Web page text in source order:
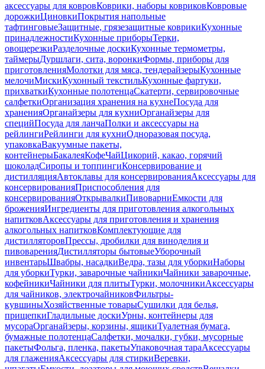
аксессуары для ковровКоврики, наборы ковриковКовровые
дорожкиЦиновкиПокрытия напольные
тафтинговыеЗащитные, грязезащитные коврикиКухонные
принадлежностиКухонные приборыТерки,
овощерезкиРазделочные доскиКухонные термометры,
таймерыДуршлаги, сита, воронкиФормы, приборы для
приготовленияМолотки для мяса, тендерайзерыКухонные
мелочиМискиКухонный текстильКухонные фартуки,
прихваткиКухонные полотенцаСкатерти, сервировочные
салфеткиОрганизация хранения на кухнеПосуда для
храненияОрганайзеры для кухниОрганайзеры для
специйПосуда для ланчаПолки и аксессуары на
рейлингиРейлинги для кухниОдноразовая посуда,
упаковкаВакуумные пакеты,
контейнерыБакалеяКофеЧайЦикорий, какао, горячий
шоколадСиропы и топпингиКонсервирование и
дистилляцияАвтоклавы для консервированияАксессуары для
консервированияПриспособления для
консервированияОткрывалкиПивоварниЕмкости для
броженияИнгредиенты для приготовления алкогольных
напитковАксессуары для приготовления и хранения
алкогольных напитковКомплектующие для
дистилляторовПрессы, дробилки для виноделия и
пивоваренияДистилляторы бытовыеУборочный
инвентарьШвабры, насадкиВедра, тазы для уборкиНаборы
для уборкиТурки, заварочные чайникиЧайники заварочные,
кофейникиЧайники для плитыТурки, молочникиАксессуары
для чайников, электрочайниковФильтры-
кувшиныХозяйственные товарыСушилки для белья,
прищепкиГладильные доскиУрны, контейнеры для
мусораОрганайзеры, корзины, ящикиТуалетная бумага,
бумажные полотенцаСалфетки, мочалки, губки, мусорные
пакетыФольга, пленка, пакетыУпаковочная тараАксессуары
для глаженияАксессуары для стиркиВеревки,